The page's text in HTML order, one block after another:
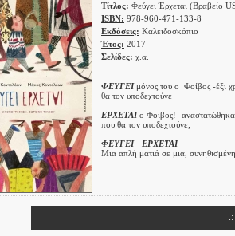
Τίτλος: Φεύγει Έρχεται (Βραβείο
ISBN: 978-960-471-133-8
Εκδόσεις: Καλειδοσκόπιο
Έτος: 2017
Σελίδες: χ.α.
ΦΕΥΓΕΙμόνος του ο Φοίβος -έξι
θα τον υποδεχτούνε
ΕΡΧΕΤΑΙο Φοίβος! -
που θα τον υποδεχτούνε;
ΦΕΥΓΕΙ - ΕΡΧΕΤΑΙ
Μια απλή ματιά σε μια,